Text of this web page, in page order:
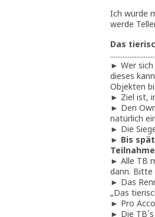
Ich würde
werde
Das
► Wer
dieses
Objekten
► Ziel ist,
► Den
natürlich
► Die
► Bis
► Alle TB
dann. Bitte
► Das
„Das
► Pro
► Die